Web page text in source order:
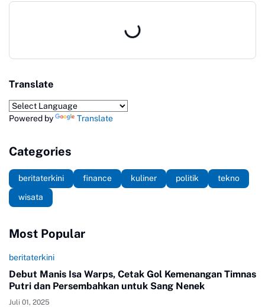
Translate
Powered by Translate
Categories
beritaterkini finance kuliner politik
tekno
wisata
Most Popular
beritaterkini
Debut Manis Isa Warps, Cetak Gol Kemenangan Timnas
Putri dan Persembahkan untuk Sang Nenek
Juli 01, 2025